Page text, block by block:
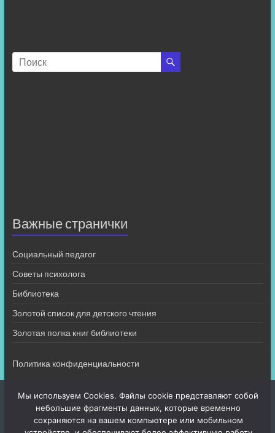
Важные странички
Социальный педагог
Советы психолога
Библиотека
Золотой список для детского чтения
Золотая полка книг библиотеки
Политика конфиденциальности
Мы используем Cookies. Файлы cookie представляют собой
небольшие фрагменты данных, которые временно
сохраняются на вашем компьютере или мобильном